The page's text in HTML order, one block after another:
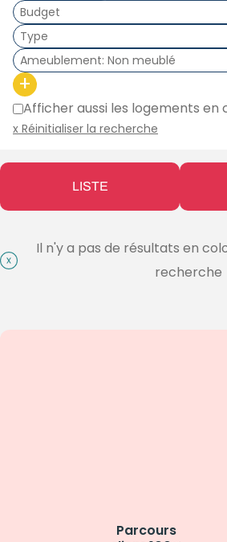
Type
Ameublement Non meublé
+
Afficher aussi les logements en
x Réinitialiser la recherche
LISTE
Il n'y a pas de résultats en
recherche
Parcours